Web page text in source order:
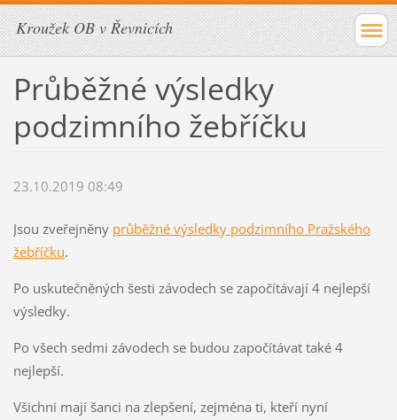
Kroužek OB v Řevnicích
Průběžné výsledky
podzimního žebříčku
23.10.2019 08:49
Jsou zveřejněny průběžné výsledky podzimního Pražského
žebříčku.
Po uskutečněných šesti závodech se započítávají 4 nejlepší
výsledky.
Po všech sedmi závodech se budou započítávat také 4
nejlepší.
Všichni mají šanci na zlepšení, zejména ti, kteří nyní